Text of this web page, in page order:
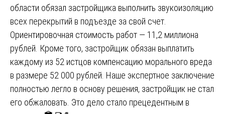
области обязал застройщика выполнить звукоизоляцию
всех перекрытий в подъезде за свой счет.
Ориентировочная стоимость работ — 11,2 миллиона
рублей. Кроме того, застройщик обязан выплатить
каждому из 52 истцов компенсацию морального вреда
в размере 52 000 рублей. Наше экспертное заключение
полностью легло в основу решения, застройщик не стал
его обжаловать. Это дело стало прецедентным в